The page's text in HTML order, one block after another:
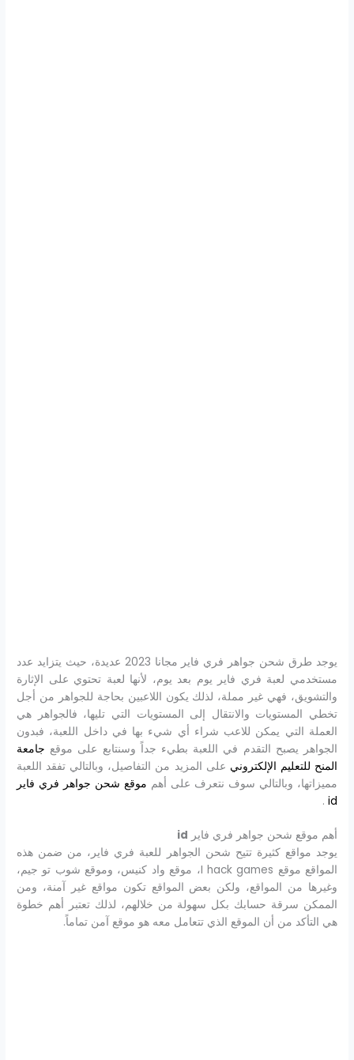
يوجد طرق شحن جواهر فري فاير مجانا 2023 عديدة، حيث يتزايد عدد
مستخدمي لعبة فري فاير يوم بعد يوم، لأنها لعبة تحتوي على الإثارة
والتشويق، فهي غير مملة، لذلك يكون اللاعبين بحاجة للجواهر من أجل
تخطي المستويات والانتقال إلى المستويات التي تليها، فالجواهر هي
العملة التي يمكن للاعب شراء أي شيء بها في داخل اللعبة، فبدون
الجواهر يصبح التقدم في اللعبة بطيء جداً وسنتابع على موقع جامعة
المنح للتعليم الإلكتروني على المزيد من التفاصيل، وبالتالي تفقد اللعبة
مميزاتها، وبالتالي سوف نتعرف على أهم موقع شحن جواهر فري فاير
id
.
أهم موقع شحن جواهر فري فاير id
يوجد مواقع كثيرة تتيح شحن الجواهر للعبة فري فاير، من ضمن هذه
المواقع موقع I hack games، موقع واد كنيس، وموقع شوب تو جيم،
وغيرها من المواقع، ولكن بعض المواقع تكون مواقع غير آمنة، ومن
الممكن سرقة حسابك بكل سهولة من خلالهم، لذلك تعتبر أهم خطوة
هي التأكد من أن الموقع الذي تتعامل معه هو موقع آمن تماماً.